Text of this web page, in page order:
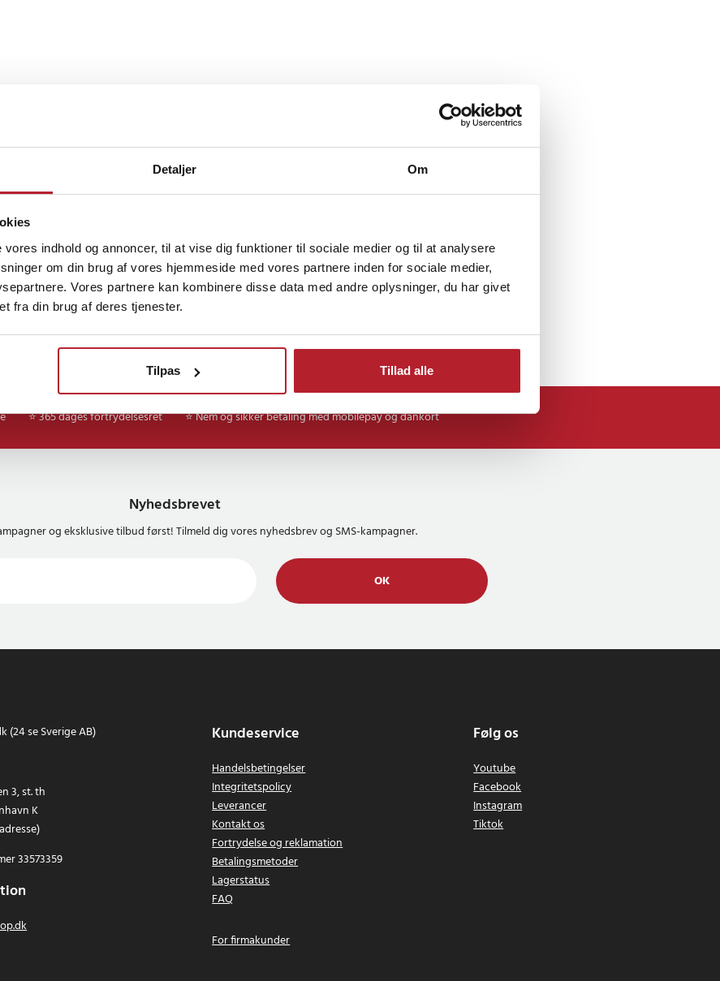
Detaljer Om
indhold og annoncer, til at vise dig funktioner til sociale medier og til at analysere
om din brug af vores hjemmeside med vores partnere inden for sociale medier,
Vores partnere kan kombinere disse data med andre oplysninger, du har givet
fra din brug af deres tjenester.
Tilpas Tillad alle
⭐ 365 dages fortrydelsesret ⭐ Nem og sikker betaling med mobilepay og dankort
Nyhedsbrevet
og eksklusive tilbud først! Tilmeld dig vores nyhedsbrev og SMS-kampagner.
OK
(24 se Sverige AB)
3, st. th
K
33573359
Kundeservice
Handelsbetingelser
Integritetspolicy
Leverancer
Kontakt os
Fortrydelse og reklamation
Betalingsmetoder
Lagerstatus
FAQ
For firmakunder
Følg os
Youtube
Facebook
Instagram
Tiktok